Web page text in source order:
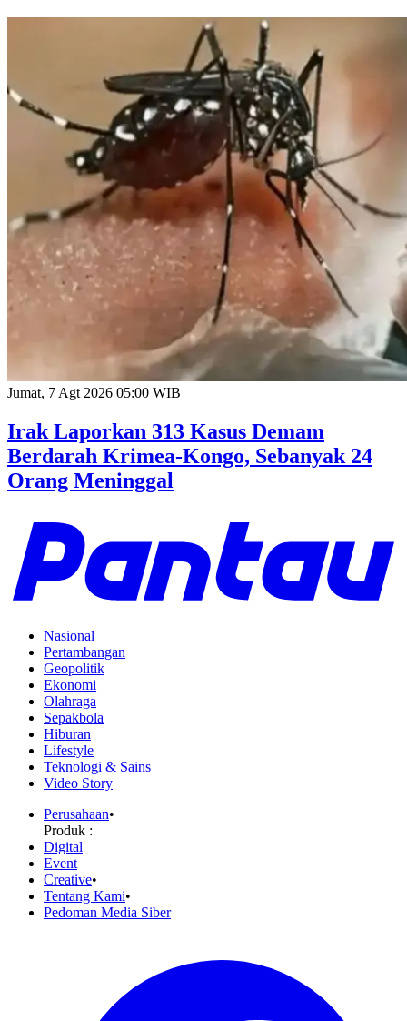
Jumat, 7 Agt 2026 05:00 WIB
Irak Laporkan 313 Kasus Demam
Berdarah Krimea-Kongo, Sebanyak 24
Orang Meninggal
Nasional
Pertambangan
Geopolitik
Ekonomi
Olahraga
Sepakbola
Hiburan
Lifestyle
Teknologi & Sains
Video Story
Perusahaan•
Produk :
Digital
Event
Creative•
Tentang Kami•
Pedoman Media Siber